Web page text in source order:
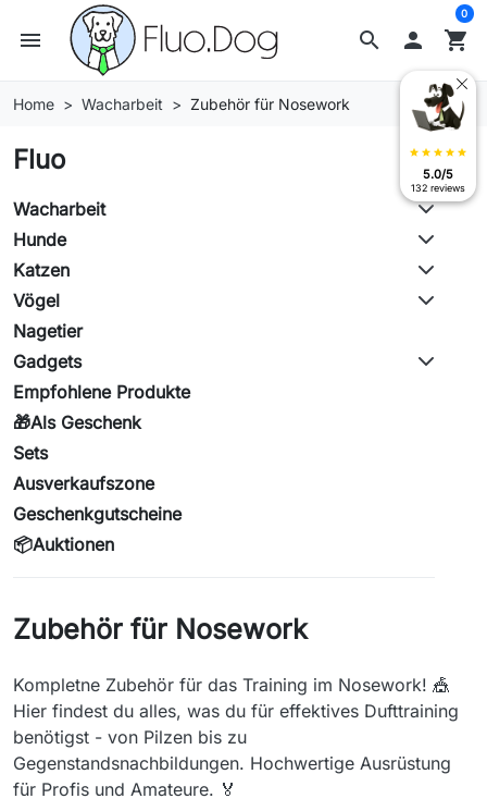
search
menu  shopping_cart
0
Home Wacharbeit Zubehör für Nosework
Fluo
Wacharbeit
Hunde
Katzen
Vögel
Nagetier
Gadgets
Empfohlene Produkte
🎁Als Geschenk
Sets
Ausverkaufszone
Geschenkgutscheine
📦Auktionen
Zubehör für Nosework
Kompletne Zubehör für das Training im Nosework! 🎪
Hier findest du alles, was du für effektives Dufttraining
benötigst - von Pilzen bis zu
Gegenstandsnachbildungen. Hochwertige Ausrüstung
für Profis und Amateure. 🏅
star star star star star
5.0/5
132 reviews